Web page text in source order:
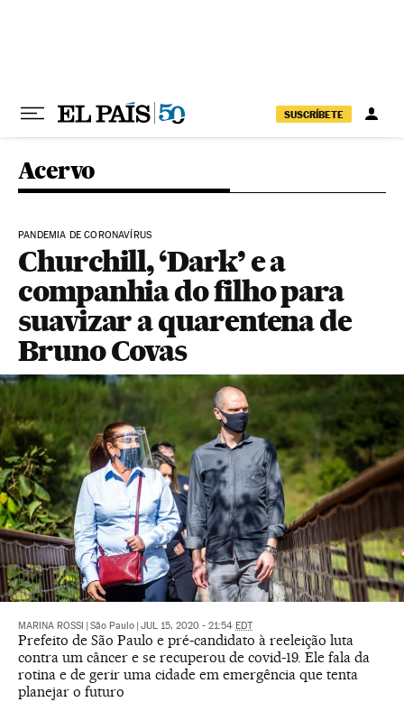
SUSCRÍBETE
Acervo
PANDEMIA DE CORONAVÍRUS
Churchill, ‘Dark’ e a
companhia do filho para
suavizar a quarentena de
Bruno Covas
MARINA ROSSI São Paulo JUL 15, 2020 - 21:54 EDT
Prefeito de São Paulo e pré-candidato à reeleição luta
contra um câncer e se recuperou de covid-19. Ele fala da
rotina e de gerir uma cidade em emergência que tenta
planejar o futuro